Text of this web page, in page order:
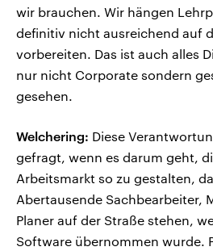
wir brauchen. Wir hängen
definitiv nicht ausreichend auf
vorbereiten. Das ist auch alles
nur nicht Corporate sondern
gesehen.
Welchering: Diese
gefragt, wenn es darum geht,
Arbeitsmarkt so zu gestalten,
Abertausende Sachbearbeiter,
Planer auf der Straße stehen,
Software übernommen wurde.